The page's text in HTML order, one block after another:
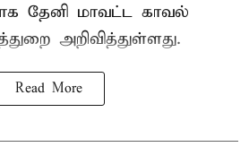
தேனி மாவட்ட காவல்
அறிவித்துள்ளது.
Read More